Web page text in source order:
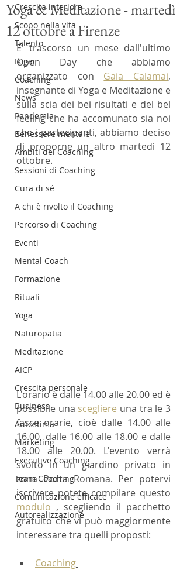
Crescita interiore
Scopo nella vita
Talento
Ikigai
Coaching
News
Pandemia
Benessere mentale
Ambiti del Coaching
Sessioni di Coaching
Cura di sé
A chi è rivolto il Coaching
Percorso di Coaching
Eventi
Mental Coach
Formazione
Rituali
Yoga
Naturopatia
Meditazione
AICP
Crescita personale
Business
Autostima
Marketing
Executive Coaching
Team Coaching
Comunicazione efficace
Autorealizzazione
Yoga & Meditazione - martedì
12 ottobre a Firenze
E' trascorso un mese dall'ultimo
Open Day che abbiamo
organizzato con Gaia Calamai,
insegnante di Yoga e Meditazione e
sulla scia dei bei risultati e del bel
feeling che ha accomunato sia noi
che i partecipanti, abbiamo deciso
di proporne un altro martedì 12
ottobre.
L'orario è dalle 14.00 alle 20.00 ed è
possibile una scegliere una tra le 3
fasce orarie, cioè dalle 14.00 alle
16.00, dalle 16.00 alle 18.00 e dalle
18.00 alle 20.00. L'evento verrà
svolto in un giardino privato in
zona Porta Romana. Per potervi
modulo , scegliendo il pacchetto
gratuito che vi può maggiormente
interessare tra quelli proposti:
Coaching